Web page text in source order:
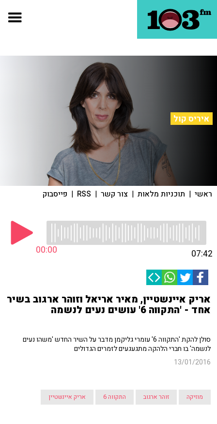
איריס קול
ראשי | תוכניות מלאות | צור קשר |
RSS
| פייסבוק
00:00 07:42
אריק איינשטיין, מאיר אריאל וזוהר ארגוב בשיר
אחד - 'התקווה 6' עושים נעים לנשמה
סולן להקת 'התקווה 6' עומרי גליקמן מדבר על השיר החדש 'משהו נעים
לנשמה' בו חברי הלהקה מתגעגעים לזמרים הגדולים
13/01/2016
מוזיקה זוהר ארגוב התקווה 6 אריק איינשטיין